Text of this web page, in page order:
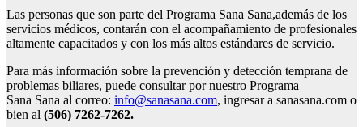
Las personas que son parte del Programa Sana Sana,además de los
servicios médicos, contarán con el acompañamiento de profesionales
altamente capacitados y con los más altos estándares de servicio.
Para más información sobre la prevención y detección temprana de
problemas biliares, puede consultar por nuestro Programa
Sana Sana al correo: info@sanasana.com, ingresar a sanasana.com o
bien al (506) 7262-7262.